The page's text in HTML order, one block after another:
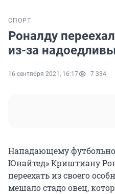
СПОРТ
Роналду
из-за
16 сентября 2021, 16:17 7 334
Нападающему
Юнайтед» Криштиану
переехать из своего
мешало стадо овец,